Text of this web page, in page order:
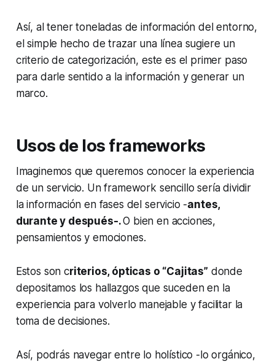
Así, al tener toneladas de información del entorno,
el simple hecho de trazar una línea sugiere un
criterio de categorización, este es el primer paso
para darle sentido a la información y generar un
marco.
Usos de los frameworks
Imaginemos que queremos conocer la experiencia
de un servicio. Un framework sencillo sería dividir
la información en fases del servicio -antes,
durante y después-.O bien en acciones,
pensamientos y emociones.
Estos son criterios, ópticas o “Cajitas” donde
depositamos los hallazgos que suceden en la
experiencia para volverlo manejable y facilitar la
toma de decisiones.
Así, podrás navegar entre lo holístico -lo orgánico,